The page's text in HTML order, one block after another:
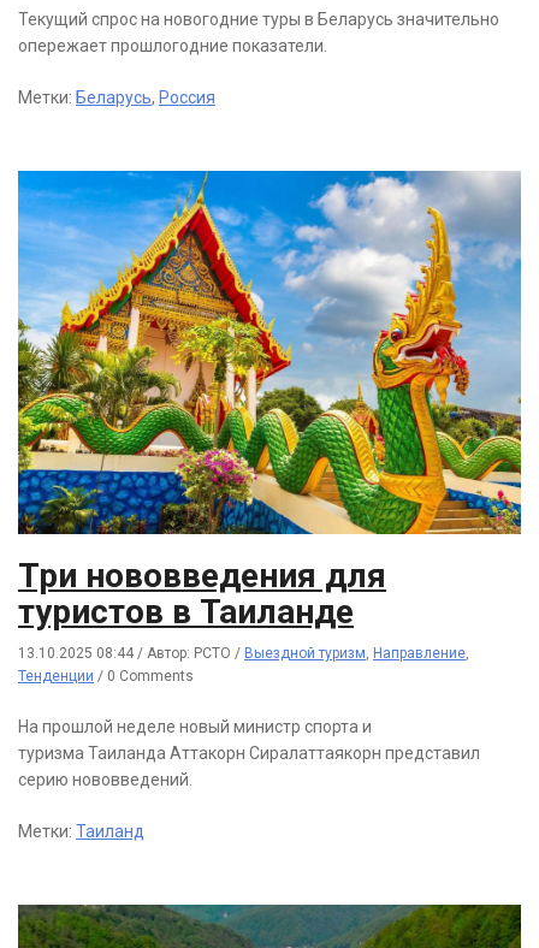
Текущий спрос на новогодние туры в Беларусь значительно
опережает прошлогодние показатели.
Метки: Беларусь, Россия
Три нововведения для
туристов в Таиланде
13.10.2025 08:44 / Автор: РСТО / Выездной туризм, Направление,
Тенденции / 0 Comments
На прошлой неделе новый министр спорта и
туризма Таиланда Аттакорн Сиралаттаякорн представил
серию нововведений.
Метки: Таиланд